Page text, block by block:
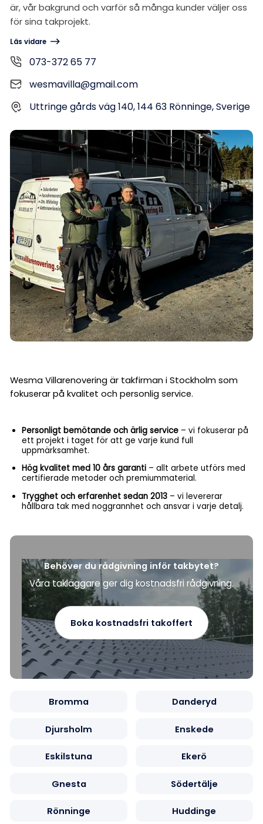
är, vår bakgrund och varför så många kunder väljer oss
för sina takprojekt.
Läs vidare
073-372 65 77
wesmavilla@gmail.com
Uttringe gårds väg 140, 144 63 Rönninge, Sverige
Wesma Villarenovering är takfirman i Stockholm som
fokuserar på kvalitet och personlig service.
Personligt bemötande och ärlig service– vi fokuserar på
ett projekt i taget för att ge varje kund full
uppmärksamhet.
Hög kvalitet med 10 års garanti– allt arbete utförs med
certifierade metoder och premium­material.
Trygghet och erfarenhet sedan 2013– vi levererar
hållbara tak med noggrannhet och ansvar i varje detalj.
Behöver du rådgivning inför takbytet?
Våra takläggare ger dig kostnadsfri rådgivning.
Boka kostnadsfri takoffert
Bromma Danderyd
Djursholm Enskede
Eskilstuna Ekerö
Gnesta Södertälje
Rönninge Huddinge